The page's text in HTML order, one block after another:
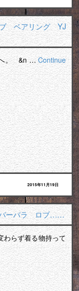
ベアリング YJ
へ。 &n …Continue
2015年11月19日
ーバラ ロブ……
らず着る物持って